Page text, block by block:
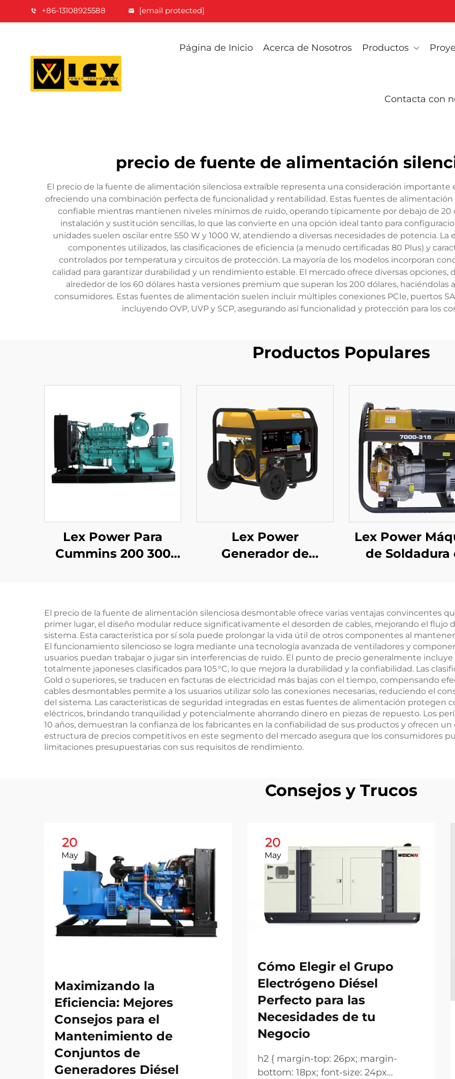
+86-13108925588 [email protected]
Página de Inicio Acerca de Nosotros Productos
Contacta con
precio de fuente de alimentación
El precio de la fuente de alimentación silenciosa extraíble representa una consideración
ofreciendo una combinación perfecta de funcionalidad y rentabilidad. Estas fuentes de
confiable mientras mantienen niveles mínimos de ruido, operando típicamente por debajo de
instalación y sustitución sencillas, lo que las convierte en una opción ideal tanto para
unidades suelen oscilar entre 550 W y 1000 W, atendiendo a diversas necesidades de potencia.
componentes utilizados, las clasificaciones de eficiencia (a menudo certificadas 80 Plus) y
controlados por temperatura y circuitos de protección. La mayoría de los modelos incorporan
calidad para garantizar durabilidad y un rendimiento estable. El mercado ofrece diversas
alrededor de los 60 dólares hasta versiones premium que superan los 200 dólares,
consumidores. Estas fuentes de alimentación suelen incluir múltiples conexiones PCIe, puertos
incluyendo OVP, UVP y SCP, asegurando así funcionalidad y protección para los
Productos Populares
Lex Power Para
Cummins 200 300
Silencioso
Lex Power
Generador de
9Kw
Lex Power
de Soldadura
Arranque
Eléctrico
Vendida
El precio de la fuente de alimentación silenciosa desmontable ofrece varias ventajas convincentes
primer lugar, el diseño modular reduce significativamente el desorden de cables, mejorando el flujo
sistema. Esta característica por sí sola puede prolongar la vida útil de otros componentes al
El funcionamiento silencioso se logra mediante una tecnología avanzada de ventiladores y
usuarios puedan trabajar o jugar sin interferencias de ruido. El punto de precio generalmente
totalmente japoneses clasificados para 105 °C, lo que mejora la durabilidad y la confiabilidad. Las
Gold o superiores, se traducen en facturas de electricidad más bajas con el tiempo, compensando
cables desmontables permite a los usuarios utilizar solo las conexiones necesarias, reduciendo el
del sistema. Las características de seguridad integradas en estas fuentes de alimentación protegen
eléctricos, brindando tranquilidad y potencialmente ahorrando dinero en piezas de repuesto. Los
10 años, demuestran la confianza de los fabricantes en la confiabilidad de sus productos y ofrecen un
estructura de precios competitivos en este segmento del mercado asegura que los consumidores
limitaciones presupuestarias con sus requisitos de rendimiento.
Consejos y Trucos
20
May
Maximizando la
Eficiencia: Mejores
Consejos para el
Mantenimiento de
Conjuntos de
Generadores Diésel
20
May
Cómo Elegir el Grupo
Electrógeno Diésel
Perfecto para las
Necesidades de tu
Negocio
h2 { margin-top: 26px; margin-
bottom: 18px; font-size: 24px